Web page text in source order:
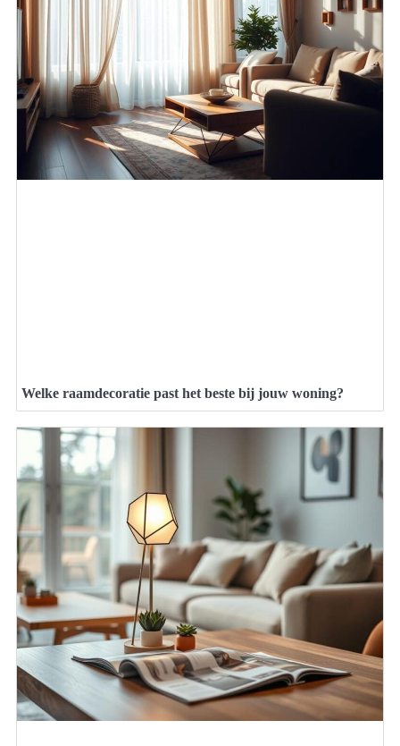
Welke raamdecoratie past het beste bij jouw woning?